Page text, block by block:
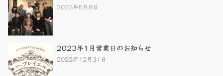
2023年5月8日
2023年1月営業日のお知らせ
2022年12月31日